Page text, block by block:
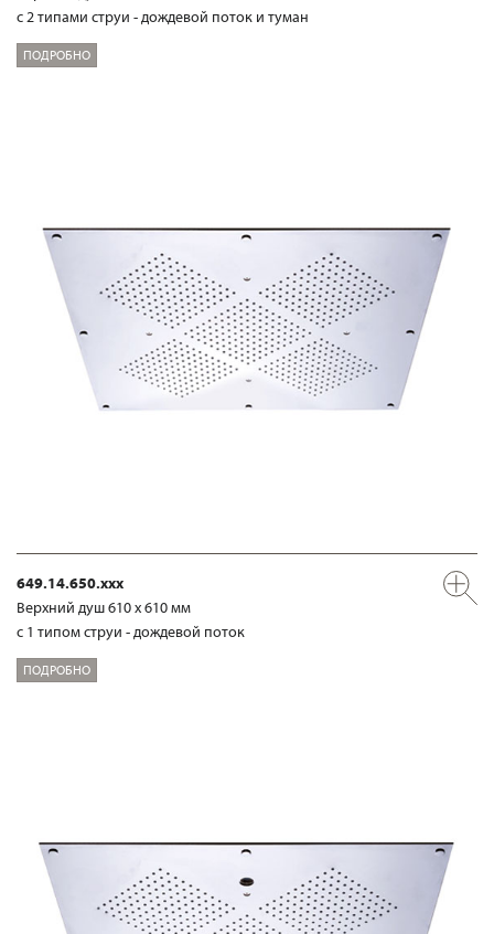
с 2 типами струи - дождевой поток и туман
ПОДРОБНО
649.14.650.xxx
Верхний душ 610 х 610 мм
с 1 типом струи - дождевой поток
ПОДРОБНО